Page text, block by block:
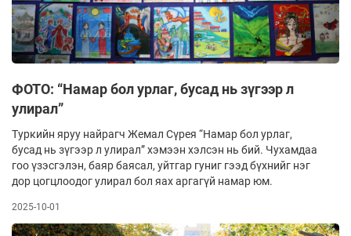
ФОТО: “Намар бол урлаг, бусад нь зүгээр л
улирал”
Туркийн яруу найрагч Жемал Сүрея “Намар бол урлаг,
бусад нь зүгээр л улирал” хэмээн хэлсэн нь бий. Чухамдаа
гоо үзэсгэлэн, баяр баясал, уйтгар гуниг гээд бүхнийг нэг
дор цогцлоодог улирал бол яах аргагүй намар юм.
2025-10-01